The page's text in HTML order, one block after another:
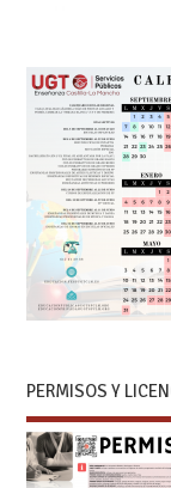
PERMISOS Y